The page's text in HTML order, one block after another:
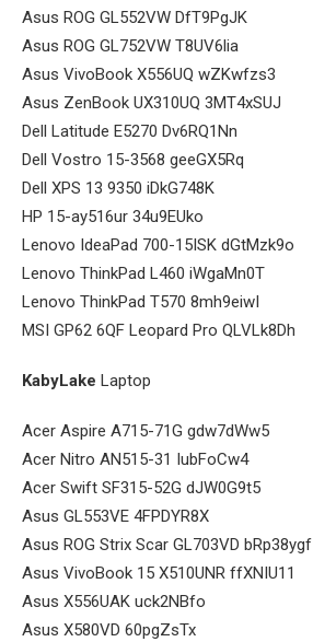
Asus ROG GL552VW DfT9PgJK
Asus ROG GL752VW T8UV6lia
Asus VivoBook X556UQ wZKwfzs3
Asus ZenBook UX310UQ 3MT4xSUJ
Dell Latitude E5270 Dv6RQ1Nn
Dell Vostro 15-3568 geeGX5Rq
Dell XPS 13 9350 iDkG748K
HP 15-ay516ur 34u9EUko
Lenovo IdeaPad 700-15ISK dGtMzk9o
Lenovo ThinkPad L460 iWgaMn0T
Lenovo ThinkPad T570 8mh9eiwI
MSI GP62 6QF Leopard Pro QLVLk8Dh
KabyLake Laptop
Acer Aspire A715-71G gdw7dWw5
Acer Nitro AN515-31 IubFoCw4
Acer Swift SF315-52G dJW0G9t5
Asus GL553VE 4FPDYR8X
Asus ROG Strix Scar GL703VD bRp38ygf
Asus VivoBook 15 X510UNR ffXNIU11
Asus X556UAK uck2NBfo
Asus X580VD 60pgZsTx